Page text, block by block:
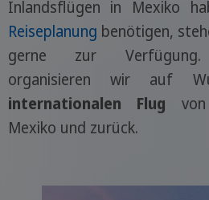
Inlandsflügen in Mexiko
Reiseplanung benötigen,
gerne zur Verfügung.
organisieren wir auf
internationalen Flug von
Mexiko und zurück.